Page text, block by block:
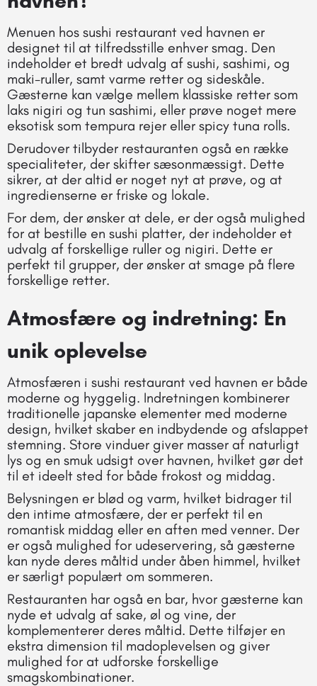
Menuen hos sushi restaurant ved havnen er
designet til at tilfredsstille enhver smag. Den
indeholder et bredt udvalg af sushi, sashimi, og
maki-ruller, samt varme retter og sideskåle.
Gæsterne kan vælge mellem klassiske retter som
laks nigiri og tun sashimi, eller prøve noget mere
eksotisk som tempura rejer eller spicy tuna rolls.
Derudover tilbyder restauranten også en række
specialiteter, der skifter sæsonmæssigt. Dette
sikrer, at der altid er noget nyt at prøve, og at
ingredienserne er friske og lokale.
For dem, der ønsker at dele, er der også mulighed
for at bestille en sushi platter, der indeholder et
udvalg af forskellige ruller og nigiri. Dette er
perfekt til grupper, der ønsker at smage på flere
forskellige retter.
Atmosfære og indretning: En
unik oplevelse
Atmosfæren i sushi restaurant ved havnen er både
moderne og hyggelig. Indretningen kombinerer
traditionelle japanske elementer med moderne
design, hvilket skaber en indbydende og afslappet
stemning. Store vinduer giver masser af naturligt
lys og en smuk udsigt over havnen, hvilket gør det
til et ideelt sted for både frokost og middag.
Belysningen er blød og varm, hvilket bidrager til
den intime atmosfære, der er perfekt til en
romantisk middag eller en aften med venner. Der
er også mulighed for udeservering, så gæsterne
kan nyde deres måltid under åben himmel, hvilket
er særligt populært om sommeren.
Restauranten har også en bar, hvor gæsterne kan
nyde et udvalg af sake, øl og vine, der
komplementerer deres måltid. Dette tilføjer en
ekstra dimension til madoplevelsen og giver
mulighed for at udforske forskellige
smagskombinationer.